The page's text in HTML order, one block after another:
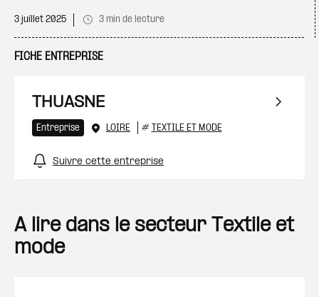
3 juillet 2025 3 min de lecture
FICHE ENTREPRISE
THUASNE
Entreprise LOIRE # TEXTILE ET MODE
Suivre cette entreprise
A lire dans le secteur Textile et
mode